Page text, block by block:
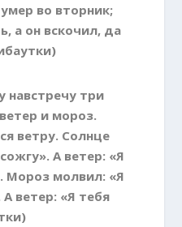
во вторник;
а он вскочил, да
три
и мороз.
ветру. Солнце
А ветер: «Я
Мороз молвил: «Я
ветер: «Я тебя